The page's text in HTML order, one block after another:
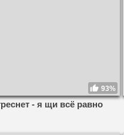
93%
- я щи всё равно